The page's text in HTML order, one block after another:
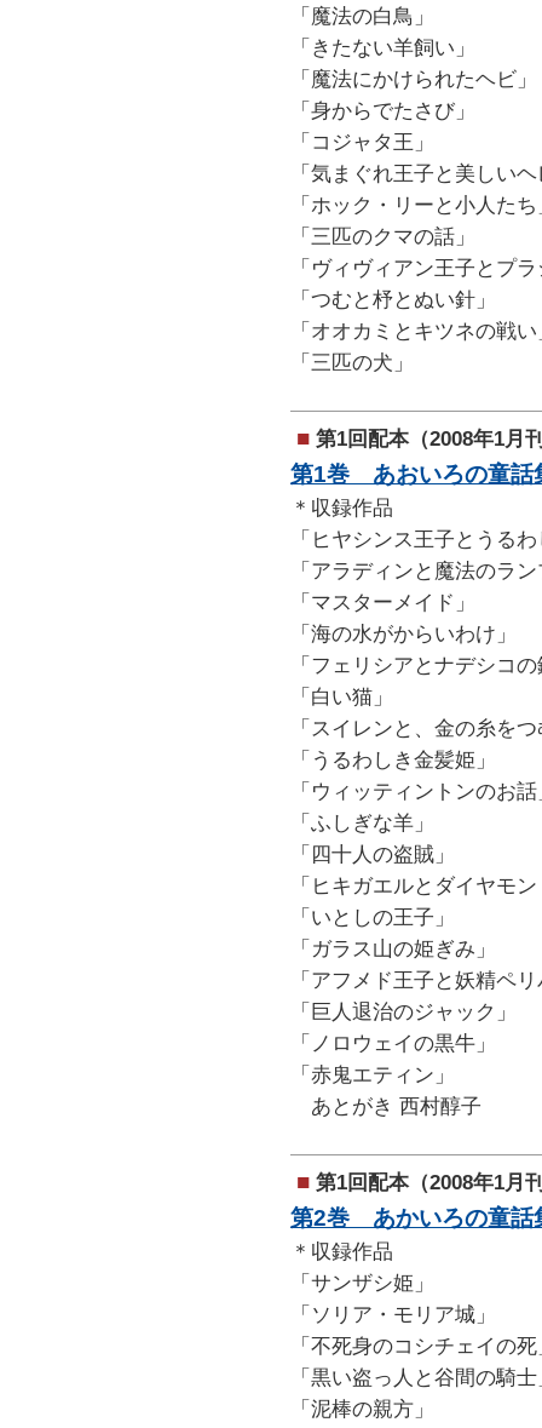
「魔法の白鳥」
「きたない羊飼い」
「魔法にかけられたヘビ」
「身からでたさび」
「コジャタ王」
「気まぐれ王子と美しい
「ホック・リーと小人たち
「三匹のクマの話」
「ヴィヴィアン王子とプ
「つむと杼とぬい針」
「オオカミとキツネの戦い
「三匹の犬」
■ 第1回配本（2008年1月
第1巻 あおいろの童話
＊収録作品
「ヒヤシンス王子とうる
「アラディンと魔法のラ
「マスターメイド」
「海の水がからいわけ」
「フェリシアとナデシコ
「白い猫」
「スイレンと、金の糸を
「うるわしき金髪姫」
「ウィッティントンのお話
「ふしぎな羊」
「四十人の盗賊」
「ヒキガエルとダイヤモ
「いとしの王子」
「ガラス山の姫ぎみ」
「アフメド王子と妖精ペ
「巨人退治のジャック」
「ノロウェイの黒牛」
「赤鬼エティン」
あとがき 西村醇子
■ 第1回配本（2008年1月
第2巻 あかいろの童話
＊収録作品
「サンザシ姫」
「ソリア・モリア城」
「不死身のコシチェイの死
「黒い盗っ人と谷間の騎士
「泥棒の親方」